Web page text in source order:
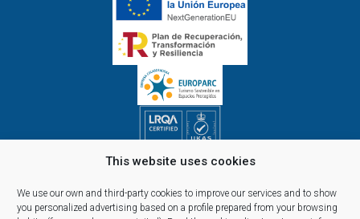
This website uses cookies
We use our own and third-party cookies to improve our services and to show
you personalized advertising based on a profile prepared from your browsing
09.00h - 14.00h and 15.00h - 18.00h
Reservations, telephone and commercial customer service: